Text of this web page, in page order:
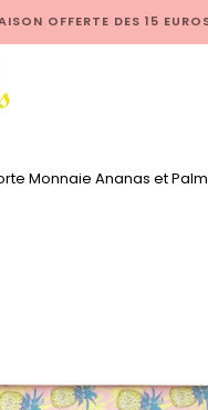
OFFERTE DES 15
Monnaie Ananas et